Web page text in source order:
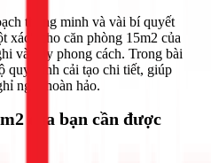
thông minh và vài bí quyết
xác" cho căn phòng 15m2 của
và đầy phong cách. Trong bài
quy trình cải tạo chi tiết, giúp
ngơi hoàn hảo.
của bạn cần được